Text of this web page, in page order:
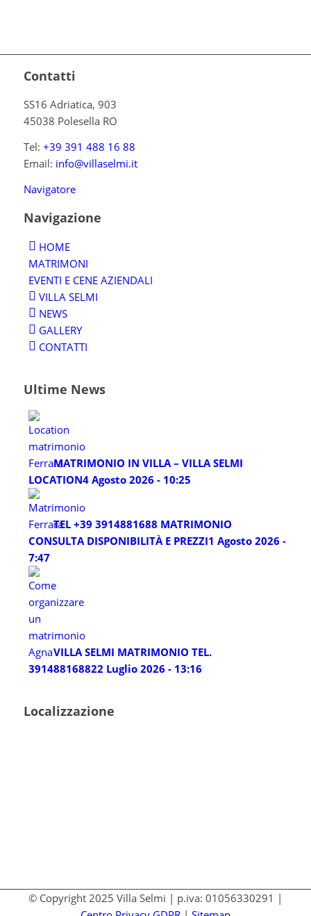
Contatti
SS16 Adriatica, 903
45038 Polesella RO
Tel: +39 391 488 16 88
Email: info@villaselmi.it
Navigatore
Navigazione
HOME
MATRIMONI
EVENTI E CENE AZIENDALI
VILLA SELMI
NEWS
GALLERY
CONTATTI
Ultime News
MATRIMONIO IN VILLA – VILLA SELMI
LOCATION4 Agosto 2026 - 10:25
TEL +39 3914881688 MATRIMONIO
CONSULTA DISPONIBILITÀ E PREZZI1 Agosto 2026 -
7:47
VILLA SELMI MATRIMONIO TEL.
391488168822 Luglio 2026 - 13:16
Localizzazione
© Copyright 2025 Villa Selmi | p.iva: 01056330291 |